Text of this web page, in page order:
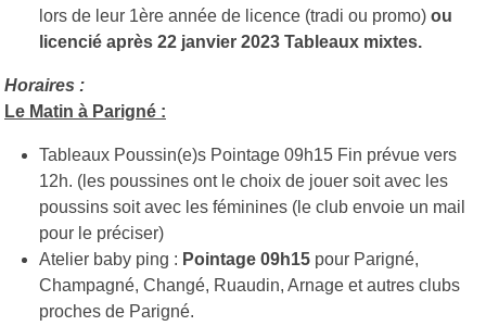
lors de leur 1ère année de licence (tradi ou promo) ou
licencié après 22 janvier 2023 Tableaux mixtes.
Horaires :
Le Matin à Parigné :
Tableaux Poussin(e)s Pointage 09h15 Fin prévue vers
12h. (les poussines ont le choix de jouer soit avec les
poussins soit avec les féminines (le club envoie un mail
pour le préciser)
Atelier baby ping : Pointage 09h15 pour Parigné,
Champagné, Changé, Ruaudin, Arnage et autres clubs
proches de Parigné.